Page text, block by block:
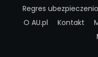
Regres
O AU.pl
Kontakt